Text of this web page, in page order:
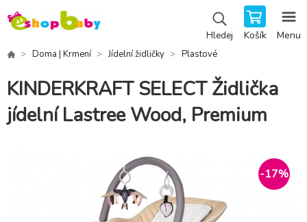
Hledej Košík Menu
Doma | Krmení Jídelní židličky Plastové
KINDERKRAFT SELECT Židlička
jídelní Lastree Wood, Premium
-17%